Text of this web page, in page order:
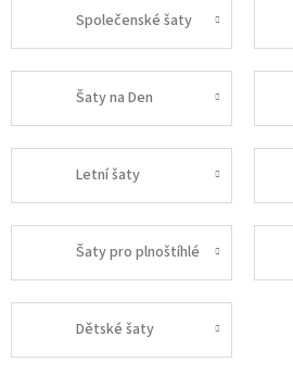
Společenské šaty
Šaty na Den
Letní šaty
Šaty pro plnoštíhlé
Dětské šaty